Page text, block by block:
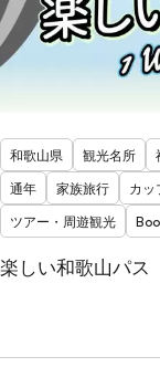
和歌山県 観光名所
通年
家族旅行 カッ
ツアー・周遊観光
楽しい和歌山パス